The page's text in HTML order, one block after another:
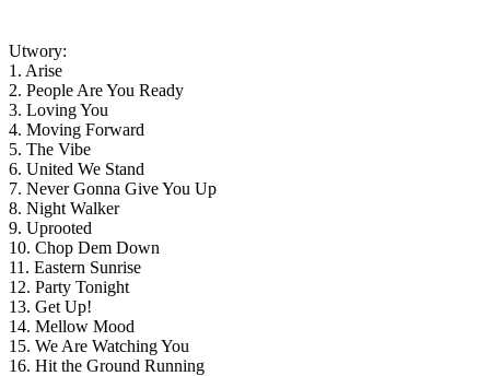
Utwory:
1. Arise
2. People Are You Ready
3. Loving You
4. Moving Forward
5. The Vibe
6. United We Stand
7. Never Gonna Give You Up
8. Night Walker
9. Uprooted
10. Chop Dem Down
11. Eastern Sunrise
12. Party Tonight
13. Get Up!
14. Mellow Mood
15. We Are Watching You
16. Hit the Ground Running